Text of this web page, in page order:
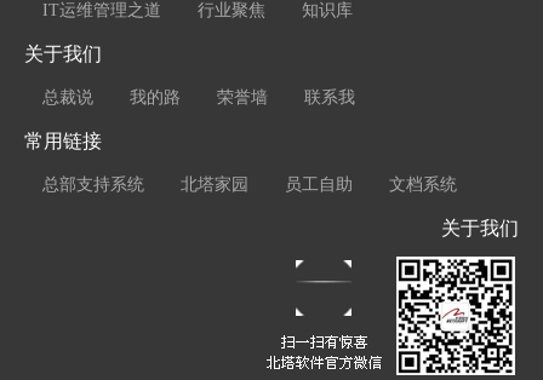
IT运维管理之道 行业聚焦 知识库
关于我们
总裁说 我的路 荣誉墙 联系我
常用链接
总部支持系统 北塔家园 员工自助 文档系统
关于我们